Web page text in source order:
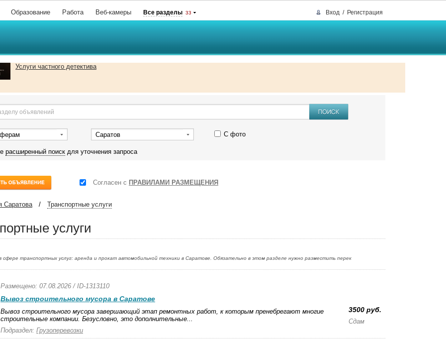
Образование Работа Веб-камеры Все разделы 33 Вход / Регистрация
Услуги частного детектива
Саратов C фото
расширенный поиск для уточнения запроса
Согласен с ПРАВИЛАМИ РАЗМЕЩЕНИЯ
Саратова / Транспортные услуги
услуги
сфере транспортных услуг: аренда и прокат автомобильной техники в Саратове. Обязательно в этом разделе нужно разместить перек
3500 руб.
Сдам
Размещено: 07.08.2026 / ID-1313110
Вывоз строительного мусора в Саратове
Вывоз строительного мусора завершающий этап ремонтных работ, к которым пренебрегают многие
строительные компании. Безусловно, это дополнительные...
Подраздел: Грузоперевозки